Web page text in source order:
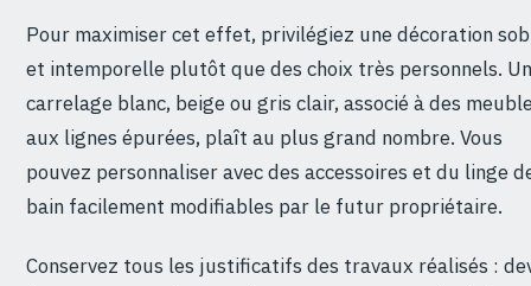
Pour maximiser cet effet, privilégiez une décoration
et intemporelle plutôt que des choix très personnels. Un
carrelage blanc, beige ou gris clair, associé à des
aux lignes épurées, plaît au plus grand nombre. Vous
pouvez personnaliser avec des accessoires et du linge
bain facilement modifiables par le futur propriétaire.
Conservez tous les justificatifs des travaux réalisés :